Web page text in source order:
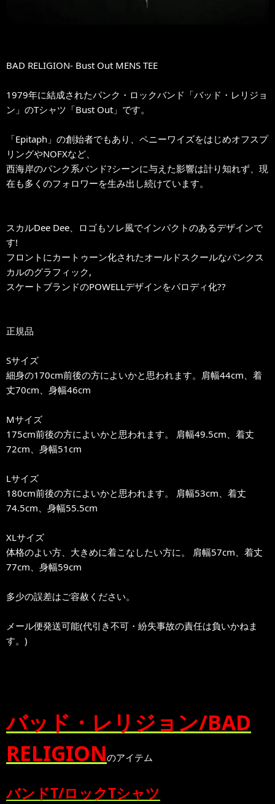
BAD RELIGION- Bust Out MENS TEE
1979年に結成されたパンク・ロックバンド「バッド・レリジョ
ン」のTシャツ「Bust Out」です。
「Epitaph」の創始者でもあり、ペニーワイズをはじめオフスプ
リングやNOFXなど、
西海岸のパンク系バンド?シーンに与えた影響は計り知れず、現
在も多くのフォロワーを生み出し続けています。
スカルDee Dee、ロゴもソレ風でインパクトのあるデザインで
す!
フロントにカートゥーン化されたオールドスクールなパンクス
カルのグラフィック,
スケートブランドのPOWELLデザインをパロディ化??
正規品
Sサイズ
細身の170cm前後の方によいかと思われます。肩幅44cm、着
丈70cm、身幅46cm
Mサイズ
175cm前後の方によいかと思われます。 肩幅49.5cm、着丈
72cm、身幅51cm
Lサイズ
180cm前後の方によいかと思われます。 肩幅53cm、着丈
74.5cm、身幅55.5cm
XLサイズ
体格のよい方、大きめに着こなしたい方に。 肩幅57cm、着丈
77cm、身幅59cm
多少の誤差はご容赦ください。
メール便発送可能(代引き不可・紛失事故の責任は負いかねま
す。)
バッド・レリジョン/BAD
RELIGIONのアイテム
バンドT/ロックTシャツ